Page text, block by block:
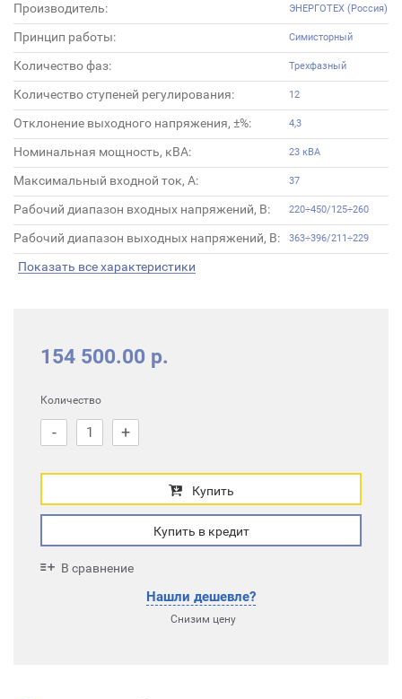
Производитель: ЭНЕРГОТЕХ (Россия)
Принцип работы: Симисторный
Количество фаз: Трехфазный
Количество ступеней регулирования: 12
Отклонение выходного напряжения, ±%: 4,3
Номинальная мощность, кВА: 23 кВА
Максимальный входной ток, А: 37
Рабочий диапазон входных напряжений, В: 220÷450/125÷260
Рабочий диапазон выходных напряжений, В: 363÷396/211÷229
Показать все характеристики
154 500.00 р.
Количество
- +
Купить
Купить в кредит
В сравнение
Нашли дешевле?
Снизим цену